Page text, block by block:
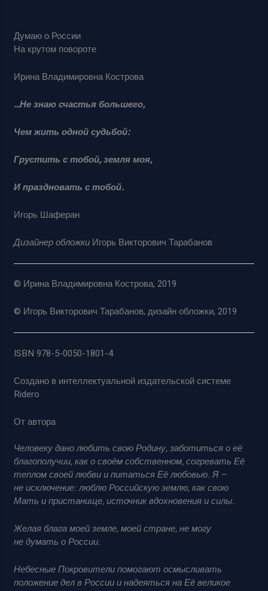
Думаю о России
На крутом повороте
Ирина Владимировна Кострова
…Не знаю счастья большего,
Чем жить одной судьбой:
Грустить с тобой, земля моя,
И праздновать с тобой.
Игорь Шаферан
Дизайнер обложки Игорь Викторович Тарабанов
© Ирина Владимировна Кострова, 2019
© Игорь Викторович Тарабанов, дизайн обложки, 2019
ISBN 978-5-0050-1801-4
Создано в интеллектуальной издательской системе
Ridero
От автора
Человеку дано любить свою Родину, заботиться о её
благополучии, как о своём собственном, согревать Её
теплом своей любви и питаться Её любовью. Я –
не исключение: люблю Российскую землю, как свою
Мать и пристанище, источник вдохновения и силы.
Желая блага моей земле, моей стране, не могу
не думать о России.
Небесные Покровители помогают осмысливать
положение дел в России и надеяться на Её великое